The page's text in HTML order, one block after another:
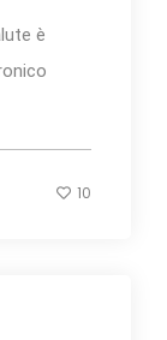
è
10